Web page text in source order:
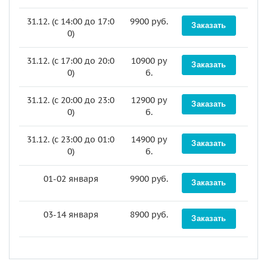
31.12. (c 14:00 до 17:0
0)
9900 руб.
31.12. (c 17:00 до 20:0
0)
10900 ру
б.
31.12. (c 20:00 до 23:0
0)
12900 ру
б.
31.12. (c 23:00 до 01:0
0)
14900 ру
б.
01-02 января 9900 руб.
03-14 января 8900 руб.